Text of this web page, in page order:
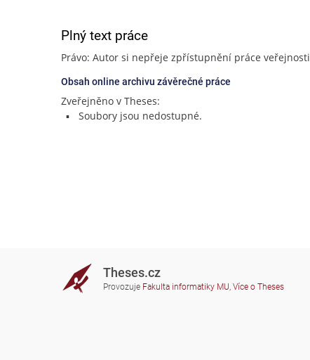
Plný text práce
Právo: Autor si nepřeje zpřístupnění práce veřejnosti
Obsah online archivu závěrečné práce
Zveřejněno v Theses:
Soubory jsou nedostupné.
Theses.cz
Provozuje Fakulta informatiky MU, Více o Theses